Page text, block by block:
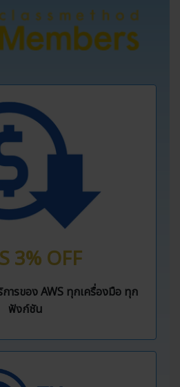
3% OFF
ารของ AWS ทุกเครื่องมือ ทุก
ฟังก์ชัน